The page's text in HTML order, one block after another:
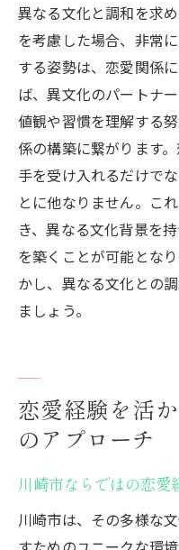
異なる文化と調和を求
を考慮した場合、非常
する姿勢は、恋愛関係
ば、異文化のパートナ
値観や習慣を理解する
係の構築に繋がります
手を受け入れるだけで
とに他なりません。こ
き、異なる文化背景を
を築くことが可能とな
かし、異なる文化との
ましょう。
恋愛経験を活
のアプローチ
川崎市ならではの恋愛
川崎市は、その多様な